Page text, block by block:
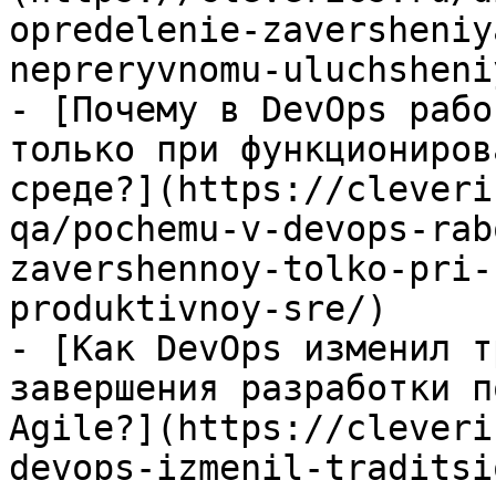
opredelenie-
nepreryvnomu-
- [Почему в DevOps
только при
среде?](https://
qa/pochemu-v-devops-
zavershennoy-tolko-
produktivnoy-sre/)
- [Как DevOps изменил
завершения разработки
Agile?](https://
devops-izmenil-